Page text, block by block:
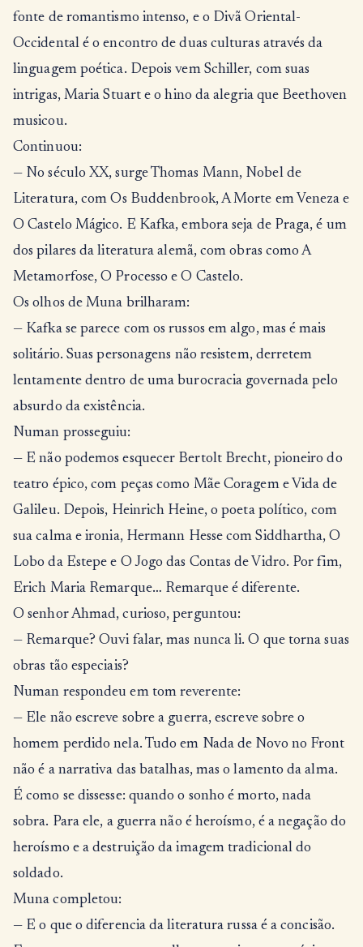
fonte de romantismo intenso, e o Divã Oriental-
Occidental é o encontro de duas culturas através da
linguagem poética. Depois vem Schiller, com suas
intrigas, Maria Stuart e o hino da alegria que Beethoven
musicou.
Continuou:
— No século XX, surge Thomas Mann, Nobel de
Literatura, com Os Buddenbrook, A Morte em Veneza e
O Castelo Mágico. E Kafka, embora seja de Praga, é um
dos pilares da literatura alemã, com obras como A
Metamorfose, O Processo e O Castelo.
Os olhos de Muna brilharam:
— Kafka se parece com os russos em algo, mas é mais
solitário. Suas personagens não resistem, derretem
lentamente dentro de uma burocracia governada pelo
absurdo da existência.
Numan prosseguiu:
— E não podemos esquecer Bertolt Brecht, pioneiro do
teatro épico, com peças como Mãe Coragem e Vida de
Galileu. Depois, Heinrich Heine, o poeta político, com
sua calma e ironia, Hermann Hesse com Siddhartha, O
Lobo da Estepe e O Jogo das Contas de Vidro. Por fim,
Erich Maria Remarque… Remarque é diferente.
O senhor Ahmad, curioso, perguntou:
— Remarque? Ouvi falar, mas nunca li. O que torna suas
obras tão especiais?
Numan respondeu em tom reverente:
— Ele não escreve sobre a guerra, escreve sobre o
homem perdido nela. Tudo em Nada de Novo no Front
não é a narrativa das batalhas, mas o lamento da alma.
É como se dissesse: quando o sonho é morto, nada
sobra. Para ele, a guerra não é heroísmo, é a negação do
heroísmo e a destruição da imagem tradicional do
soldado.
Muna completou:
— E o que o diferencia da literatura russa é a concisão.